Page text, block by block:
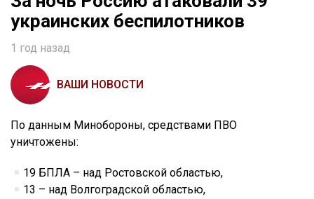
украинских беспилотников
1 год назад
ВАШИ НОВОСТИ
По данным Минобороны, средствами ПВО
уничтожены:
19 БПЛА – над Ростовской областью,
13 – над Волгоградской областью,